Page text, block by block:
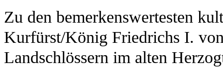
Zu den bemerkenswertesten
Kurfürst/König Friedrichs I.
Landschlössern im alten